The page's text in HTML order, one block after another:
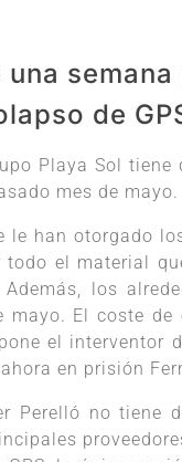
de
Playa Sol
mes de
le han otorgado
todo el material
los
mayo. El coste
el interventor
en prisión
Perelló no tiene